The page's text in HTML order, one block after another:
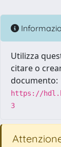
Utilizza
citare o
documento:
https://
3